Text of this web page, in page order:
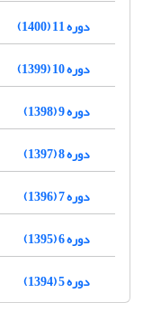
دوره 11 (1400)
دوره 10 (1399)
دوره 9 (1398)
دوره 8 (1397)
دوره 7 (1396)
دوره 6 (1395)
دوره 5 (1394)